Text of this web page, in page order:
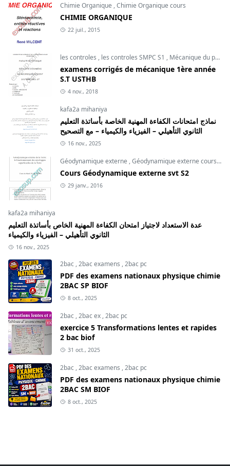
Chimie Organique ,Chimie Organique cours
CHIMIE ORGANIQUE
22 juil., 2015
les controles , les controles SMPC S1 , Mécanique du point
examens corrigés de mécanique 1ère année
S.T USTHB
4 nov., 2018
kafa2a mihaniya
نماذج امتحانات الكفاءة المهنية الخاصة بأساتذة التعليم
الثانوي التأهيلي – الفيزياء والكيمياء – مع التصحيح
16 nov., 2025
Géodynamique externe ,Géodynamique externe cours ,
Cours Géodynamique externe svt S2
29 janv., 2016
kafa2a mihaniya
عدة الاستعداد لاجتياز امتحان الكفاءة المهنية الخاص بأساتذة التعليم
الثانوي التأهيلي – الفيزياء والكيمياء
16 nov., 2025
2bac ,2bac examens ,2bac pc
PDF des examens nationaux physique chimie
2BAC SP BIOF
8 oct., 2025
2bac ,2bac ex ,2bac pc
exercice 5 Transformations lentes et rapides
2 bac biof
31 oct., 2025
2bac ,2bac examens ,2bac pc
PDF des examens nationaux physique chimie
2BAC SM BIOF
8 oct., 2025